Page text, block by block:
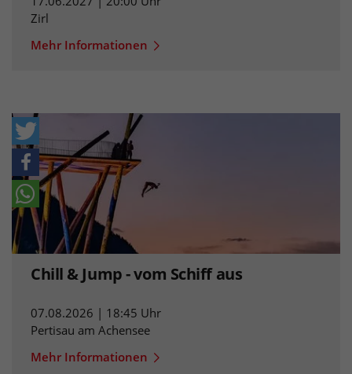
Zirl
Mehr Informationen
Chill & Jump - vom Schiff aus
07.08.2026 | 18:45 Uhr
Pertisau am Achensee
Mehr Informationen